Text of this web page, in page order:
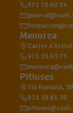
971 70 60 14
Menorca
Carrer
971 35 63 75
Pitiuses
Via Romana,
971 39 81 39